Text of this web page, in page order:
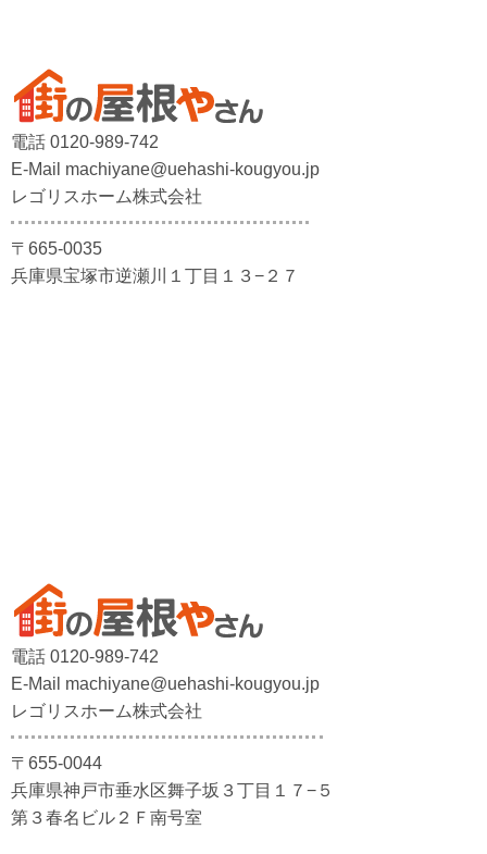
電話 0120-989-742
E-Mail machiyane@uehashi-kougyou.jp
レゴリスホーム株式会社
〒665-0035
兵庫県宝塚市逆瀬川１丁目１３−２７
電話 0120-989-742
E-Mail machiyane@uehashi-kougyou.jp
レゴリスホーム株式会社
〒655-0044
兵庫県神戸市垂水区舞子坂３丁目１７−５
第３春名ビル２Ｆ南号室